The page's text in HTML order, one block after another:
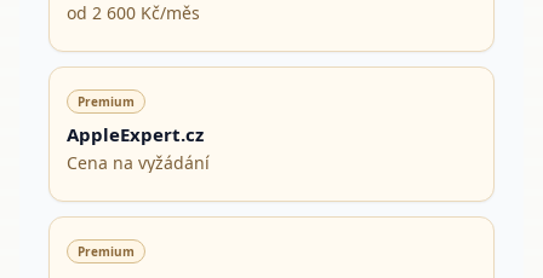
od 2 600 Kč/měs
Premium
AppleExpert.cz
Cena na vyžádání
Premium